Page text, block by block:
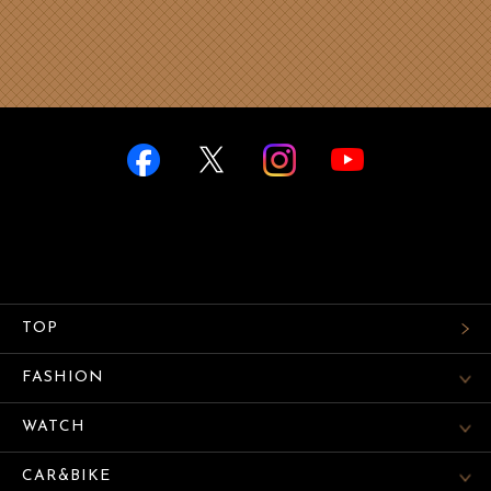
TOP
FASHION
WATCH
CAR&BIKE